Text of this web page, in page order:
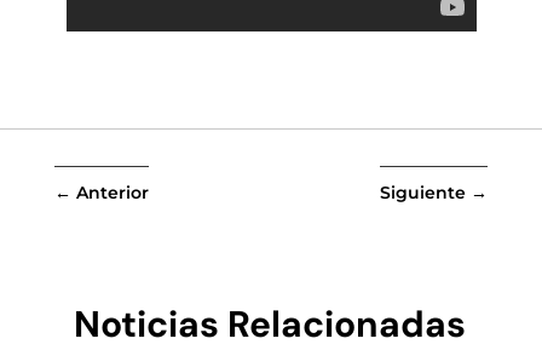
← Anterior Siguiente →
Noticias Relacionadas